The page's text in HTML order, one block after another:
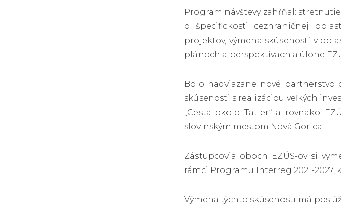
Program návštevy zahŕňal:
o špecifickosti cezhraničnej
projektov, výmena skúseností v
plánoch a perspektívach a úlohe
Bolo nadviazane nové partnerstvo
skúsenosti s realizáciou veľkých
„Cesta okolo Tatier“ a rovnako
slovinským mestom Nová Gorica.
Zástupcovia oboch EZÚS-ov si
rámci Programu Interreg 2021-
Výmena týchto skúsenosti má